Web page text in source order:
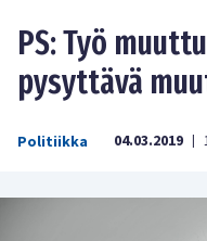
PS: Työ
pysyttävä
Politiikka 04.03.2019 |